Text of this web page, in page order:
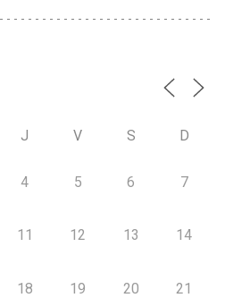
J V S D
4 5 6 7
11 12 13 14
18 19 20 21